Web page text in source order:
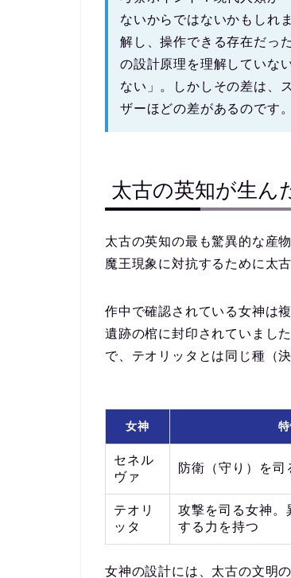
ないからではないかもしれ
解し、操作できる存在だっ
の設計原理を理解していな
ない」。しかしその差は
ザーほどの差があるのです。
太古の英知が生
太古の英知の最も驚異的な産物
魔王現象に対抗するために太
作中で確認されている女神は
遺跡の棺に封印されていまし
で、テオリッタとは 同じ種（
女神
セネル
ヴァ
防衛（守り）を司
テオリ
ッタ
攻撃を司る女神。
する力を持つ
女神の設計には、太古の文明